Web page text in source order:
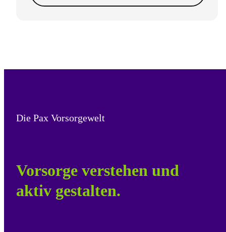
Die Pax Vorsorgewelt
Vorsorge verstehen und
aktiv gestalten.